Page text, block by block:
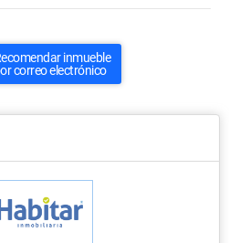
inmueble
correo electrónico